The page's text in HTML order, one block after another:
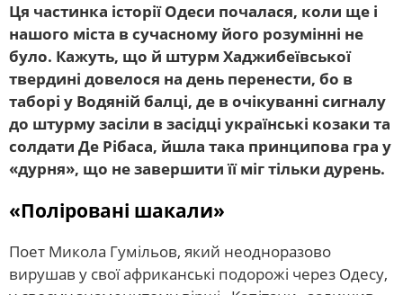
Ця частинка історії Одеси почалася, коли ще і
нашого міста в сучасному його розумінні не
було. Кажуть, що й штурм Хаджибеївської
твердині довелося на день перенести, бо в
таборі у Водяній балці, де в очікуванні сигналу
до штурму засіли в засідці українські козаки та
солдати Де Рібаса, йшла така принципова гра у
«дурня», що не завершити її міг тільки дурень.
«Поліровані шакали»
Поет Микола Гумільов, який неодноразово
вирушав у свої африканські подорожі через Одесу,